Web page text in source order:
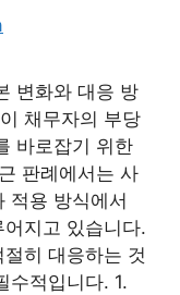
변화와 대응 방
채무자의 부당
바로잡기 위한
판례에서는 사
적용 방식에서
지고 있습니다.
히 대응하는 것
수적입니다. 1.